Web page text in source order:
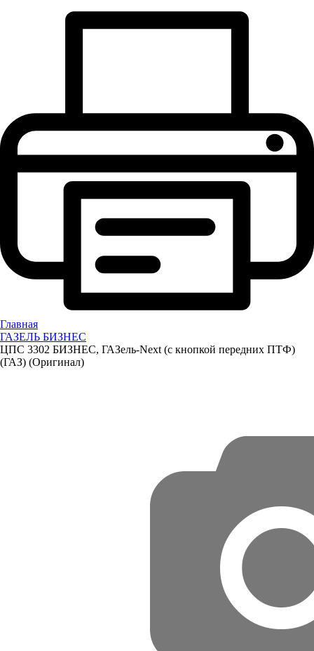
Главная
ГАЗЕЛЬ БИЗНЕС
ЦПС 3302 БИЗНЕС, ГАЗель-Next (с кнопкой передних ПТФ)
(ГАЗ) (Оригинал)